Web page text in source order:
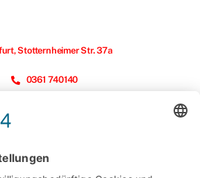
Stotternheimer Str. 37a
0361 740140
Öffnungszeiten
Uhr – 16.00 Uhr